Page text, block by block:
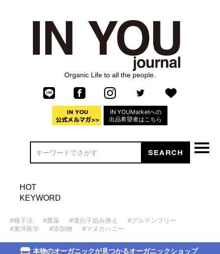
Organic Life to all the people.
IN YOUMarketへの
出品希望者はこちら
HOT
KEYWORD
#種子法 #農薬 #遺伝子組み換え
#グルテンフリー
#東洋医学
#添加物 #マヌカハニー
本物のオーガニックが見つかるオーガニックショップ